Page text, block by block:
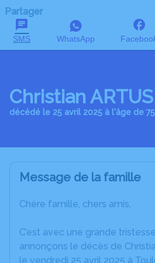
Partager
SMS WhatsApp
Christian ARTUS
décédé le 25 avril 2025 à l'âge de
Message de la famille
Chère famille, chers amis,
C’est avec une grande
annonçons le décès de
le vendredi 25 avril 2025 à